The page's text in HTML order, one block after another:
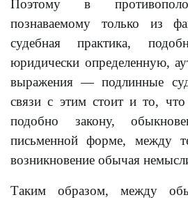
Поэтому в
познаваемому только из
судебная практика,
юридически определенную,
выражения — подлинные
связи с этим стоит и то, что
подобно закону,
письменной форме, между
возникновение обычая
Таким образом, между